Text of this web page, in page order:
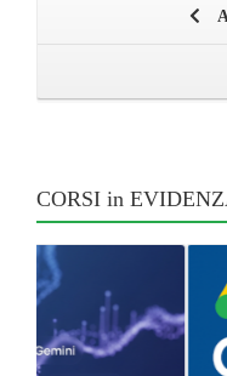
CORSI in